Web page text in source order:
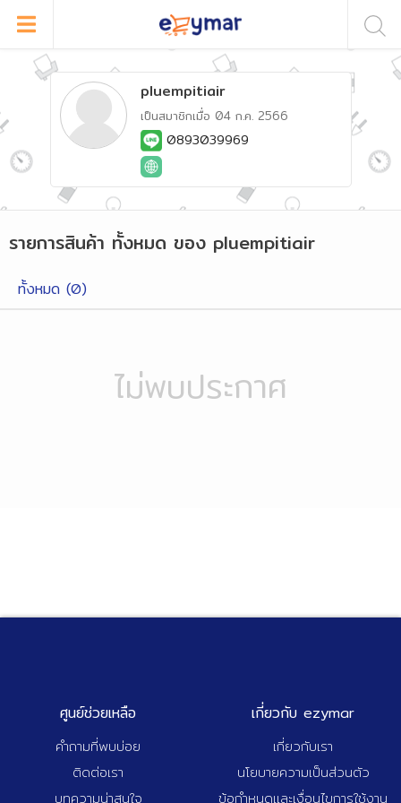
pluempitiair
เป็นสมาชิกเมื่อ 04 ก.ค. 2566
0893039969
รายการสินค้า ทั้งหมด ของ pluempitiair
ทั้งหมด (0)
ไม่พบประกาศ
ศูนย์ช่วยเหลือ
คำถามที่พบบ่อย
ติดต่อเรา
บทความน่าสนใจ
เกี่ยวกับ ezymar
เกี่ยวกับเรา
นโยบายความเป็นส่วนตัว
ข้อกำหนดและเงื่อนไขการใช้งาน